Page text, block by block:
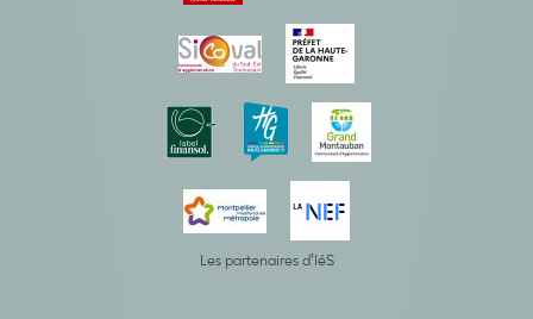
Les partenaires d’IéS